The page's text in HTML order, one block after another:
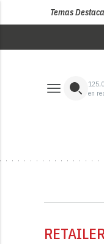
Temas
en